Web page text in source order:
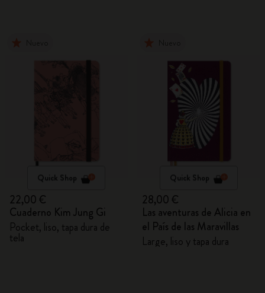
Quick Shop
22,00 €
Cuaderno Kim Jung Gi
Pocket, liso, tapa dura de
tela
Quick Shop
28,00 €
Las aventuras de Alicia en
el País de las Maravillas
Large, liso y tapa dura